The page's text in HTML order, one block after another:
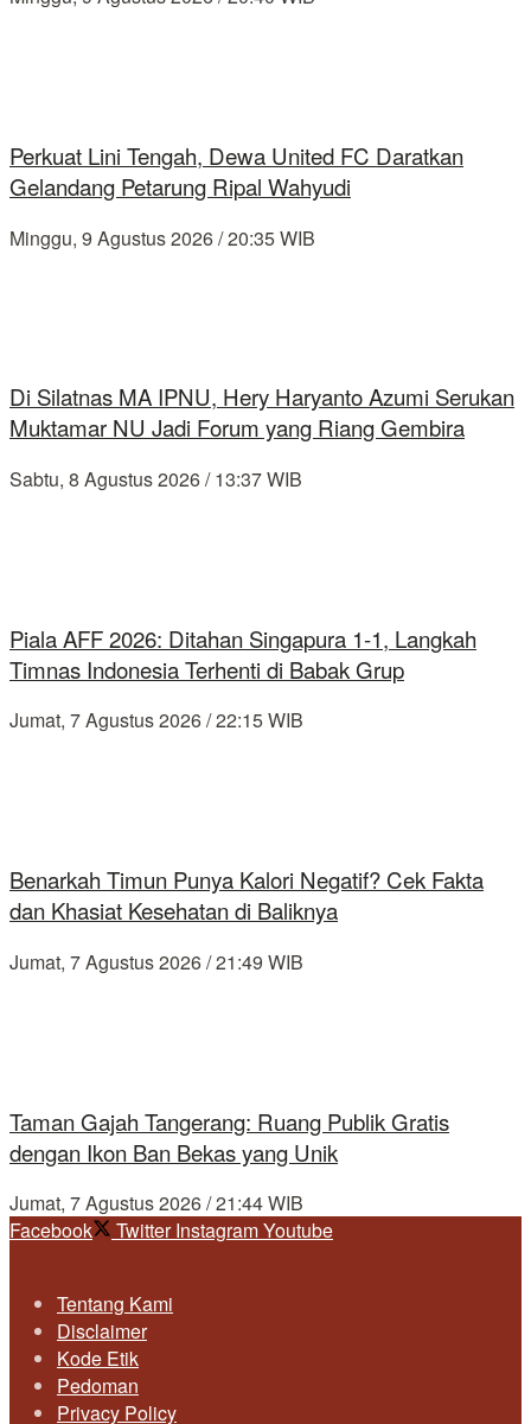
Perkuat Lini Tengah, Dewa United FC Daratkan
Gelandang Petarung Ripal Wahyudi
Minggu, 9 Agustus 2026 / 20:35 WIB
Di Silatnas MA IPNU, Hery Haryanto Azumi Serukan
Muktamar NU Jadi Forum yang Riang Gembira
Sabtu, 8 Agustus 2026 / 13:37 WIB
Piala AFF 2026: Ditahan Singapura 1-1, Langkah
Timnas Indonesia Terhenti di Babak Grup
Jumat, 7 Agustus 2026 / 22:15 WIB
Benarkah Timun Punya Kalori Negatif? Cek Fakta
dan Khasiat Kesehatan di Baliknya
Jumat, 7 Agustus 2026 / 21:49 WIB
Taman Gajah Tangerang: Ruang Publik Gratis
dengan Ikon Ban Bekas yang Unik
Jumat, 7 Agustus 2026 / 21:44 WIB
Facebook
Twitter InstagramYoutube
Tentang Kami
Disclaimer
Kode Etik
Pedoman
Privacy Policy